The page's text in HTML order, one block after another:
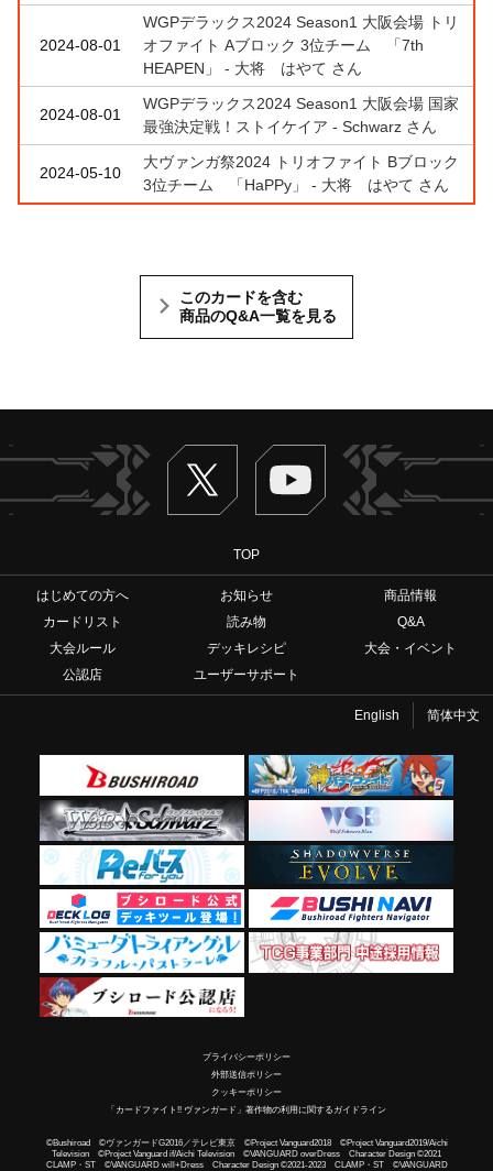
2024-08-01
WGPデラックス2024 Season1 大阪会場 トリ
オファイト Aブロック 3位チーム 「7th
HEAPEN」 - 大将 はやて さん
2024-08-01
WGPデラックス2024 Season1 大阪会場 国家
最強決定戦！ストイケイア - Schwarz さん
2024-05-10
大ヴァンガ祭2024 トリオファイト Bブロック
3位チーム 「HaPPy」 - 大将 はやて さん
このカードを含む
商品のQ&A一覧を見る
Twitter ヴァンガードch
TOP
はじめての方へ お知らせ
商品情報
カードリスト
読み物
Q&A
大会ルール
デッキレシピ
大会・イベント
公認店
ユーザーサポート
English 简体中文
プライバシーポリシー
外部送信ポリシー
クッキーポリシー
「カードファイト!! ヴァンガード」著作物の利用に関するガイドライン
©Bushiroad ©ヴァンガードG2016／テレビ東京 ©Project Vanguard2018 ©Project Vanguard2019/Aichi
Television ©Project Vanguard if/Aichi Television ©VANGUARD overDress Character Design ©2021
CLAMP・ST ©VANGUARD will+Dress Character Design ©2021-2023 CLAMP・ST ©VANGUARD